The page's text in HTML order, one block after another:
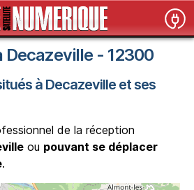
- 12300
à Decazeville et ses
de la réception
ou pouvant se déplacer
.